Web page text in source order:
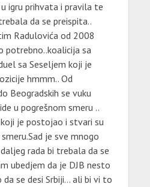
igru prihvata i pravila te
da se preispita..
Radulovića od 2008
potrebno..koalicija sa
sa Seseljem koji je
hmmm.. Od
Beogradskih se vuku
u pogrešnom smeru ..
je postojao i stvari su
je sve mnogo
rada bi trebala da se
ubedjem da je DJB nesto
se desi Srbiji… ali bi vi to